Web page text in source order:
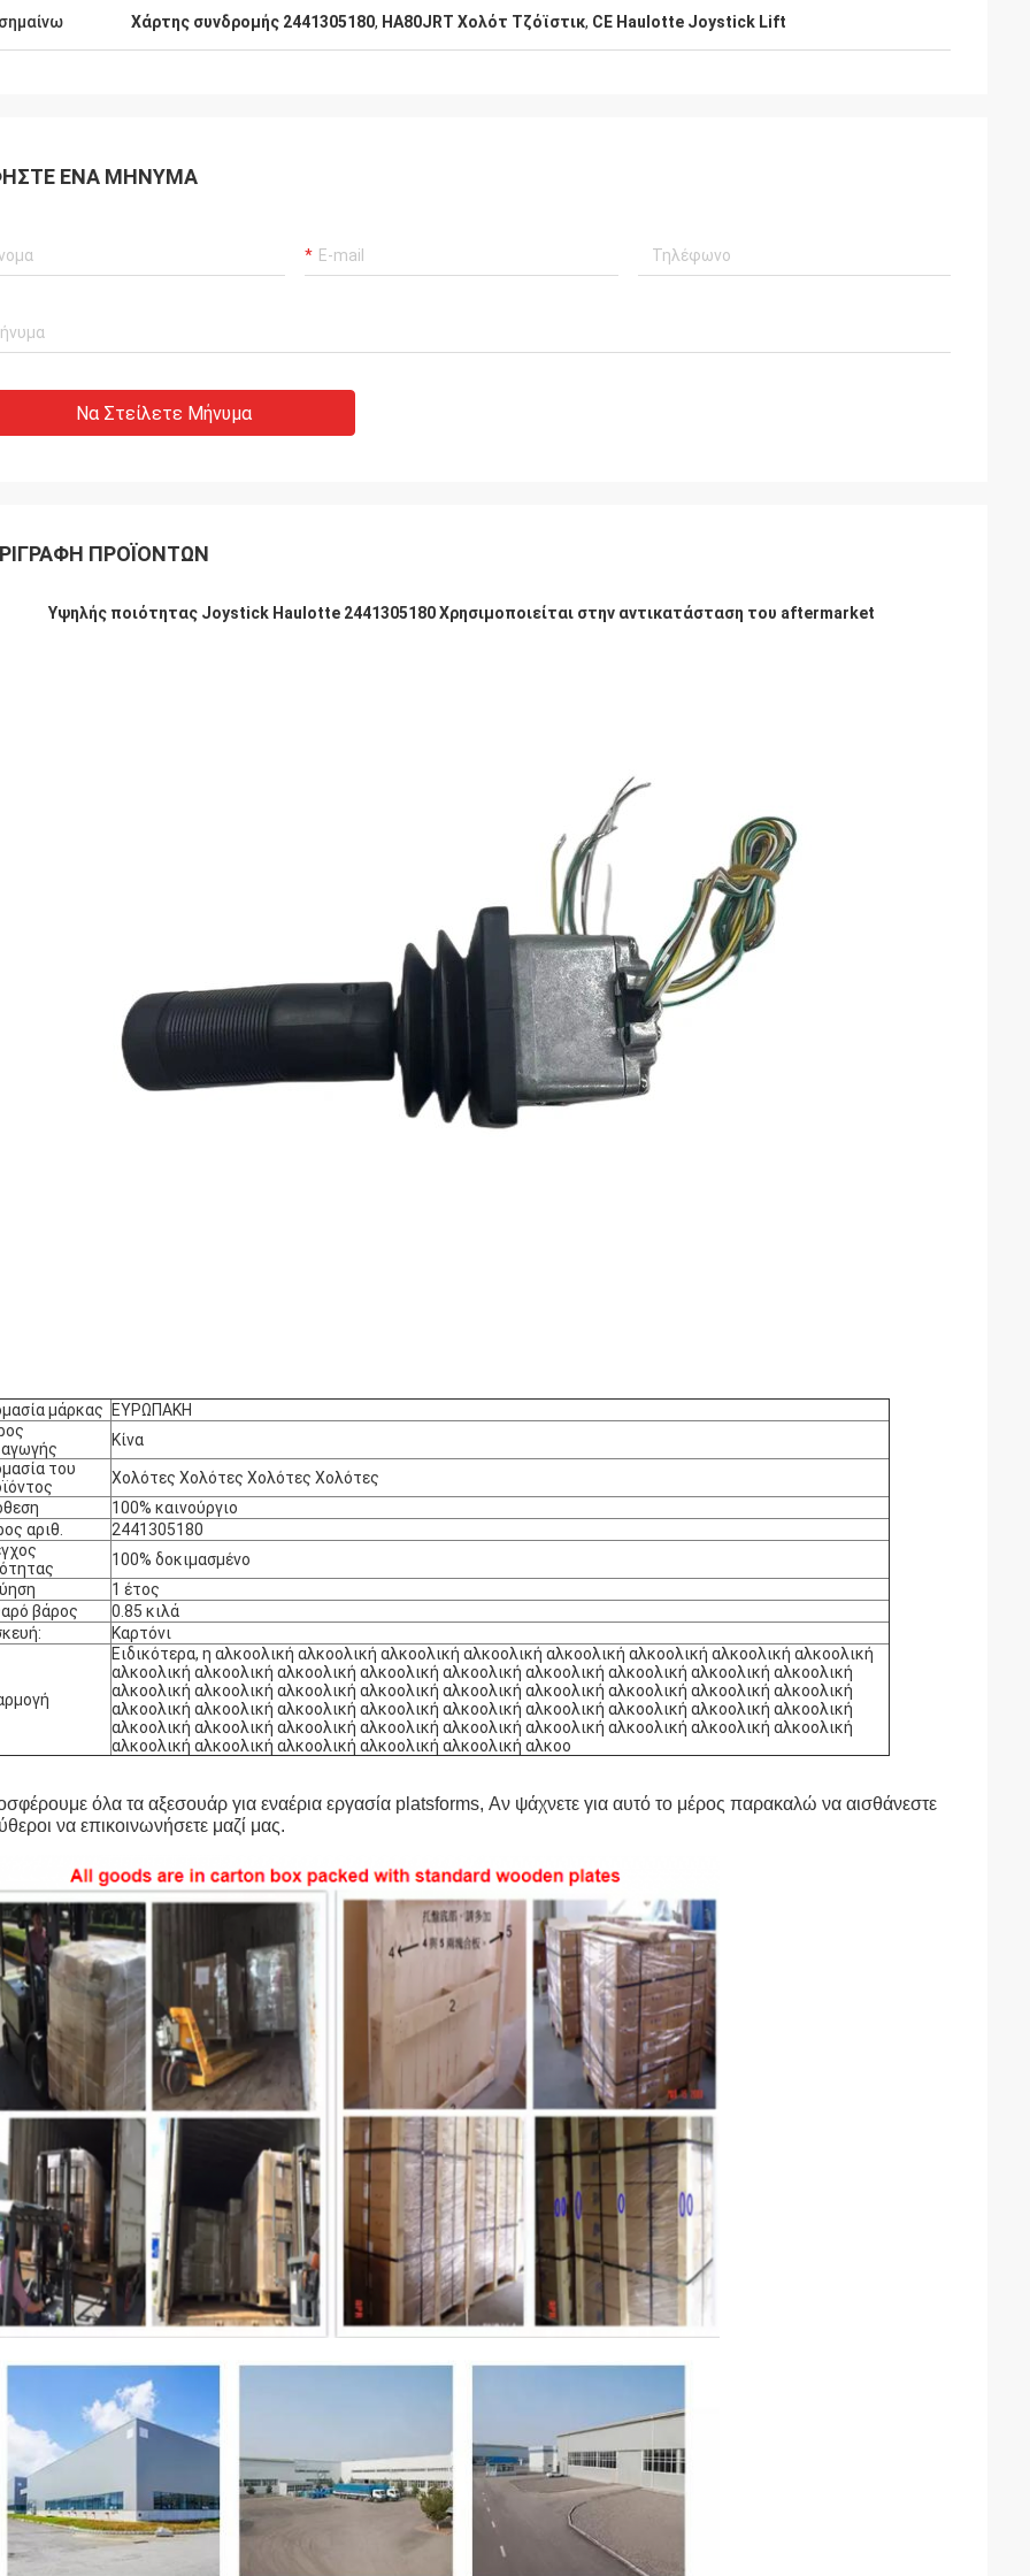
Χάρτης συνδρομής 2441305180, HA80JRT Χολότ Τζόϊστικ, CE Haulotte Joystick Lift
ΈΝΑ ΜΉΝΥΜΑ
Να Στείλετε Μήνυμα
ΠΡΟΪΌΝΤΩΝ
Υψηλής ποιότητας Joystick Haulotte 2441305180 Χρησιμοποιείται στην αντικατάσταση του aftermarket
μάρκας
ΕΥΡΩΠΑΚΗ
Κίνα
του
Χολότες Χολότες Χολότες Χολότες
100% καινούργιο
αριθ.
2441305180
100% δοκιμασμένο
1 έτος
βάρος
0.85 κιλά
Καρτόνι
Ειδικότερα, η αλκοολική αλκοολική αλκοολική αλκοολική αλκοολική αλκοολική αλκοολική αλκοολική
αλκοολική αλκοολική αλκοολική αλκοολική αλκοολική αλκοολική αλκοολική αλκοολική αλκοολική
αλκοολική αλκοολική αλκοολική αλκοολική αλκοολική αλκοολική αλκοολική αλκοολική αλκοολική
αλκοολική αλκοολική αλκοολική αλκοολική αλκοολική αλκοολική αλκοολική αλκοολική αλκοολική
αλκοολική αλκοολική αλκοολική αλκοολική αλκοολική αλκοολική αλκοολική αλκοολική αλκοολική
αλκοολική αλκοολική αλκοολική αλκοολική αλκοολική αλκοο
όλα τα αξεσουάρ για εναέρια εργασία platsforms, Αν ψάχνετε για αυτό το μέρος παρακαλώ να αισθάνεστε
να επικοινωνήσετε μαζί μας.